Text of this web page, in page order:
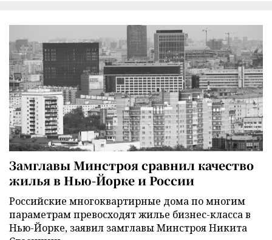
Замглавы Минстроя сравнил качество
жилья в Нью-Йорке и России
Российские многоквартирные дома по многим
параметрам превосходят жилье бизнес-класса в
Нью-Йорке, заявил замглавы Минстроя Никита